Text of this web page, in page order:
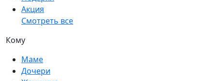
Акция
Смотреть все
Кому
Маме
Дочери